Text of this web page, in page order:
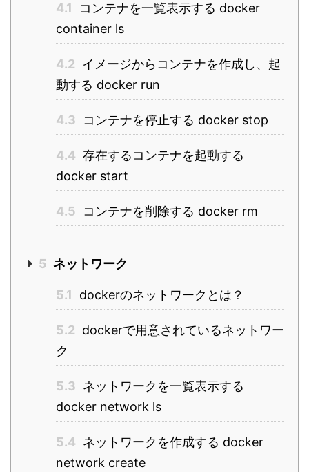
4.1
コンテナを一覧表示する docker
container ls
4.2
イメージからコンテナを作成し、起
動する docker run
4.3 コンテナを停止する docker stop
4.4 存在するコンテナを起動する
docker start
4.5 コンテナを削除する docker rm
5 ネットワーク
5.1 dockerのネットワークとは？
5.2 dockerで用意されているネットワー
ク
5.3 ネットワークを一覧表示する
docker network ls
5.4 ネットワークを作成する docker
network create